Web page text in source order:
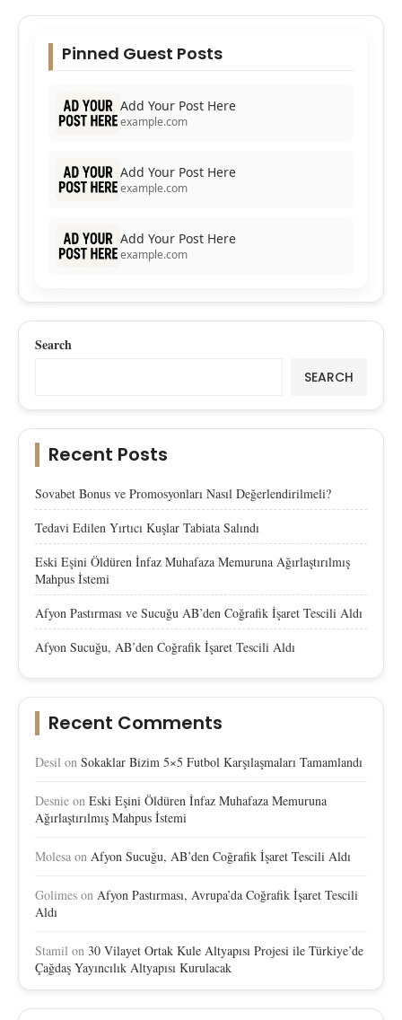
Pinned Guest Posts
Add Your Post Here
example.com
Add Your Post Here
example.com
Add Your Post Here
example.com
Search
SEARCH
Recent Posts
Sovabet Bonus ve Promosyonları Nasıl Değerlendirilmeli?
Tedavi Edilen Yırtıcı Kuşlar Tabiata Salındı
Eski Eşini Öldüren İnfaz Muhafaza Memuruna Ağırlaştırılmış
Mahpus İstemi
Afyon Pastırması ve Sucuğu AB’den Coğrafik İşaret Tescili Aldı
Afyon Sucuğu, AB’den Coğrafik İşaret Tescili Aldı
Recent Comments
Desil on Sokaklar Bizim 5×5 Futbol Karşılaşmaları Tamamlandı
Desnie on Eski Eşini Öldüren İnfaz Muhafaza Memuruna
Ağırlaştırılmış Mahpus İstemi
Molesa on Afyon Sucuğu, AB’den Coğrafik İşaret Tescili Aldı
Golimes on Afyon Pastırması, Avrupa’da Coğrafik İşaret Tescili
Aldı
Stamil on 30 Vilayet Ortak Kule Altyapısı Projesi ile Türkiye’de
Çağdaş Yayıncılık Altyapısı Kurulacak